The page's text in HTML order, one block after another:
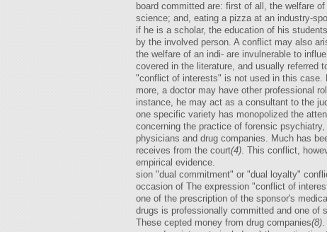
board committed are: first of all, the welfare
science; and, eating a pizza at an industry-
if he is a scholar, the education of his
by the involved person. A conflict may also
the welfare of an indi- are invulnerable to
covered in the literature, and usually referred
"conflict of interests" is not used in this case.
more, a doctor may have other professional
instance, he may act as a consultant to the
one specific variety has monopolized the
concerning the practice of forensic
physicians and drug companies. Much has
receives from the court(4). This conflict,
empirical evidence.
sion "dual commitment" or "dual loyalty"
occasion of The expression "conflict of
one of the prescription of the sponsor's
drugs is professionally committed and one of
These cepted money from drug companies(8).